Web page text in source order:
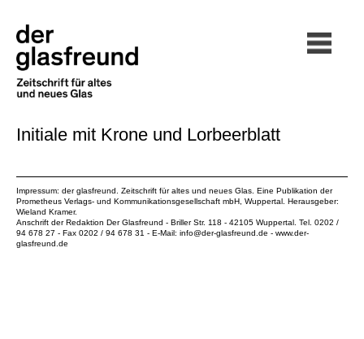
Initiale mit Krone und Lorbeerblatt
Impressum: der glasfreund. Zeitschrift für altes und neues Glas. Eine Publikation der
Prometheus Verlags- und Kommunikationsgesellschaft mbH , Wuppertal. Herausgeber:
Wieland Kramer.
Anschrift der Redaktion Der Glasfreund - Briller Str. 118 - 42105 Wuppertal. Tel. 0202 /
94 678 27 - Fax 0202 / 94 678 31 - E-Mail: info@der-glasfreund.de - www.der-
glasfreund.de